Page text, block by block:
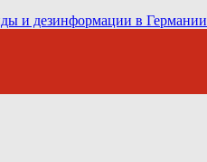
и дезинформации в Германии